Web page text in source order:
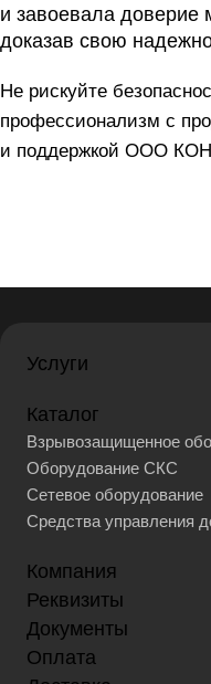
и завоевала доверие
доказав свою
Не рискуйте
профессионализм с
и поддержкой ООО
Услуги
Каталог
Взрывозащищенное
Оборудование СКС
Сетевое оборудование
Средства управления
Компания
Реквизиты
Документы
Оплата